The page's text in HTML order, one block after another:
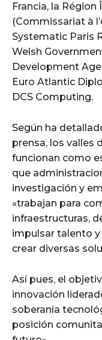
Francia, la Région
(Commissariat à
Systematic Paris
Welsh
Development
Euro Atlantic
DCS Computing.
Según ha
prensa, los valles
funcionan como
que
investigación y
«trabajan para
infraestructuras,
impulsar talento
crear diversas
Así pues, el
innovación
soberanía
posición